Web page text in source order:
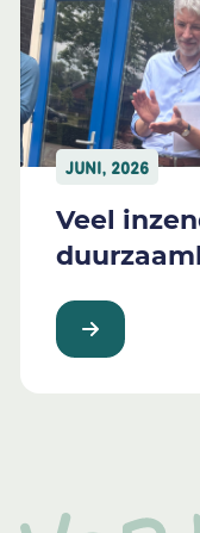
JUNI, 2026
Veel